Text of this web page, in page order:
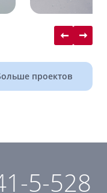
проектов
5-528